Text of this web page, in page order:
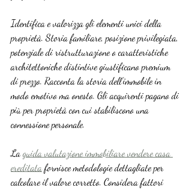
Identifica e valorizza gli elementi unici della
proprietà. Storia familiare, posizione privilegiata,
potenziale di ristrutturazione o caratteristiche
architettoniche distintive giustificano premium
di prezzo. Racconta la storia dell’immobile in
modo emotivo ma onesto. Gli acquirenti pagano di
più per proprietà con cui stabiliscono una
connessione personale.
La guida valutazione immobiliare vendere casa
ereditata fornisce metodologie dettagliate per
calcolare il valore corretto. Considera fattori